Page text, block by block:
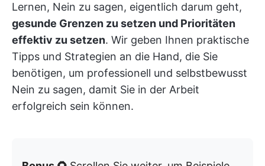
Lernen, Nein zu sagen, eigentlich darum geht,
gesunde Grenzen zu setzen und Prioritäten
effektiv zu setzen. Wir geben Ihnen praktische
Tipps und Strategien an die Hand, die Sie
benötigen, um professionell und selbstbewusst
Nein zu sagen, damit Sie in der Arbeit
erfolgreich sein können.